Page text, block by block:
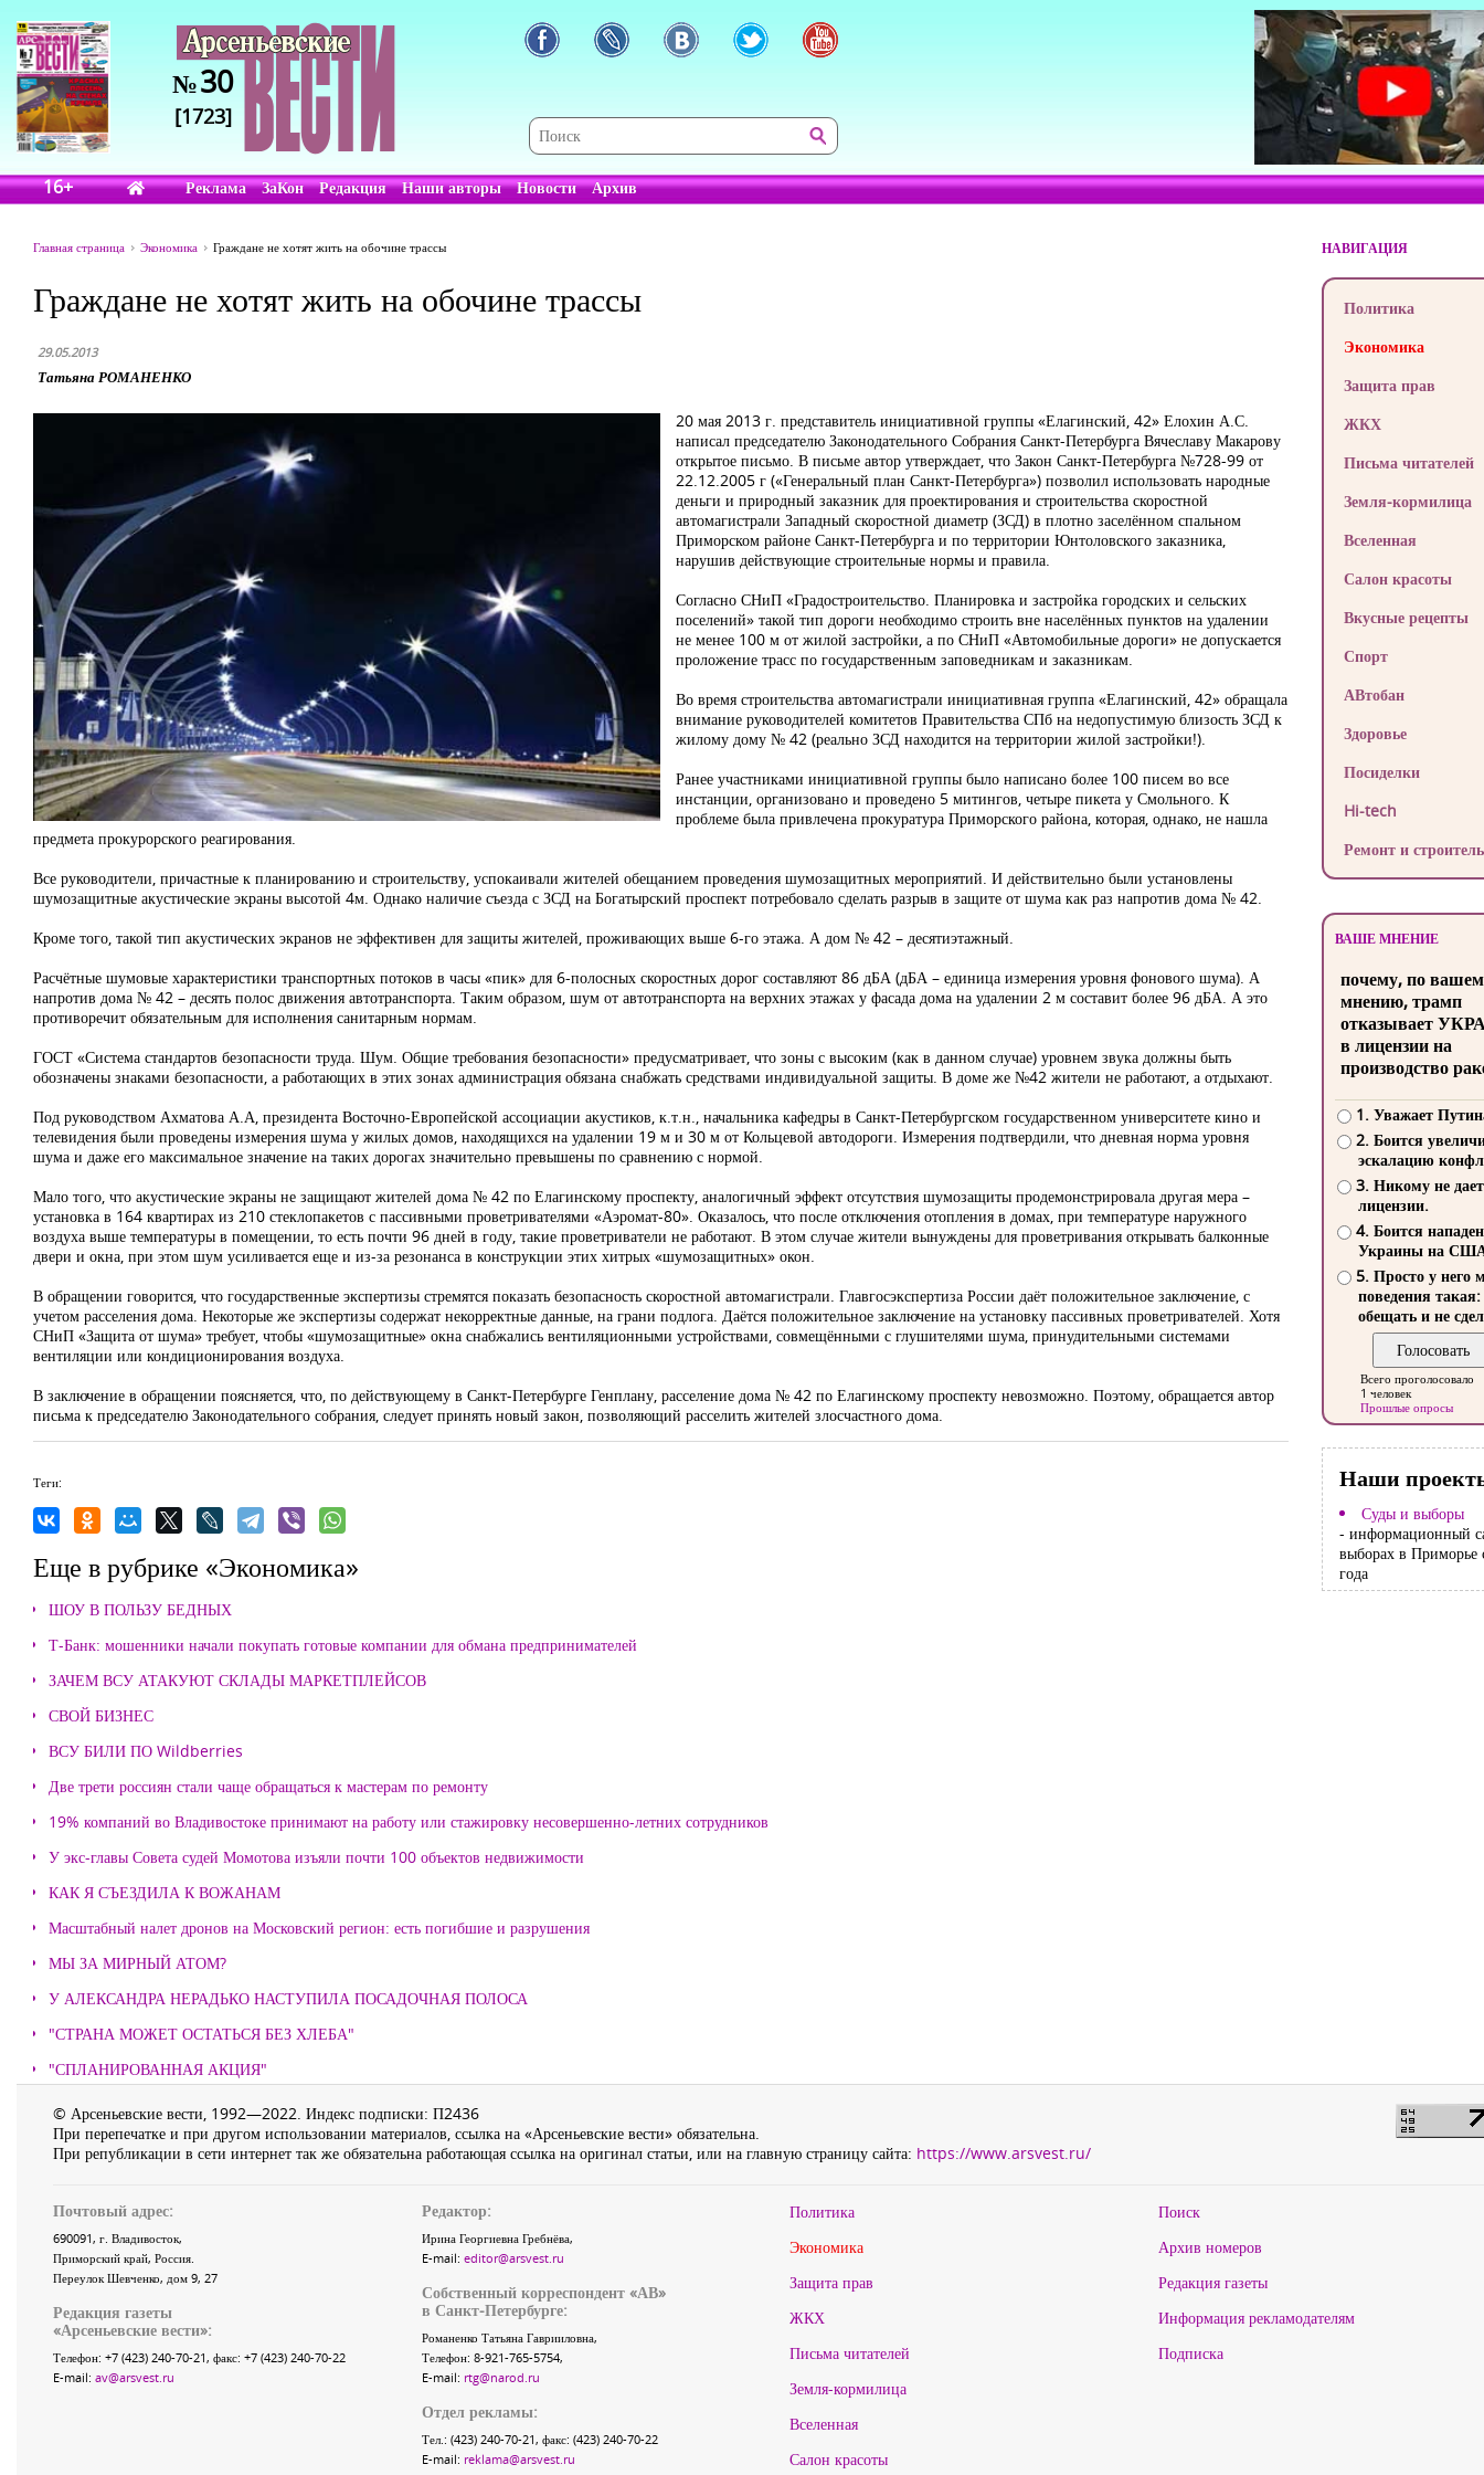
№30
[1723]
16+ Реклама ЗаКон Редакция Наши авторы Новости Архив
Главная страница Экономика Граждане не хотят жить на обочине трассы
Граждане не хотят жить на обочине трассы
29.05.2013
Татьяна РОМАНЕНКО
20 мая 2013 г. представитель инициативной группы «Елагинский, 42» Елохин А.С.
написал председателю Законодательного Собрания Санкт-Петербурга Вячеславу Макарову
открытое письмо. В письме автор утверждает, что Закон Санкт-Петербурга №728-99 от
22.12.2005 г («Генеральный план Санкт-Петербурга») позволил использовать народные
деньги и природный заказник для проектирования и строительства скоростной
автомагистрали Западный скоростной диаметр (ЗСД) в плотно заселённом спальном
Приморском районе Санкт-Петербурга и по территории Юнтоловского заказника,
нарушив действующие строительные нормы и правила.
Согласно СНиП «Градостроительство. Планировка и застройка городских и сельских
поселений» такой тип дороги необходимо строить вне населённых пунктов на удалении
не менее 100 м от жилой застройки, а по СНиП «Автомобильные дороги» не допускается
проложение трасс по государственным заповедникам и заказникам.
Во время строительства автомагистрали инициативная группа «Елагинский, 42» обращала
внимание руководителей комитетов Правительства СПб на недопустимую близость ЗСД к
жилому дому № 42 (реально ЗСД находится на территории жилой застройки!).
Ранее участниками инициативной группы было написано более 100 писем во все
инстанции, организовано и проведено 5 митингов, четыре пикета у Смольного. К
проблеме была привлечена прокуратура Приморского района, которая, однако, не нашла
предмета прокурорского реагирования.
Все руководители, причастные к планированию и строительству, успокаивали жителей обещанием проведения шумозащитных мероприятий. И действительно были установлены
шумозащитные акустические экраны высотой 4м. Однако наличие съезда с ЗСД на Богатырский проспект потребовало сделать разрыв в защите от шума как раз напротив дома № 42.
Кроме того, такой тип акустических экранов не эффективен для защиты жителей, проживающих выше 6-го этажа. А дом № 42 – десятиэтажный.
Расчётные шумовые характеристики транспортных потоков в часы «пик» для 6-полосных скоростных дорог составляют 86 дБА (дБА – единица измерения уровня фонового шума). А
напротив дома № 42 – десять полос движения автотранспорта. Таким образом, шум от автотранспорта на верхних этажах у фасада дома на удалении 2 м составит более 96 дБА. А это
противоречит обязательным для исполнения санитарным нормам.
ГОСТ «Система стандартов безопасности труда. Шум. Общие требования безопасности» предусматривает, что зоны с высоким (как в данном случае) уровнем звука должны быть
обозначены знаками безопасности, а работающих в этих зонах администрация обязана снабжать средствами индивидуальной защиты. В доме же №42 жители не работают, а отдыхают.
Под руководством Ахматова А.А, президента Восточно-Европейской ассоциации акустиков, к.т.н., начальника кафедры в Санкт-Петербургском государственном университете кино и
телевидения были проведены измерения шума у жилых домов, находящихся на удалении 19 м и 30 м от Кольцевой автодороги. Измерения подтвердили, что дневная норма уровня
шума и даже его максимальное значение на таких дорогах значительно превышены по сравнению с нормой.
Мало того, что акустические экраны не защищают жителей дома № 42 по Елагинскому проспекту, аналогичный эффект отсутствия шумозащиты продемонстрировала другая мера –
установка в 164 квартирах из 210 стеклопакетов с пассивными проветривателями «Аэромат-80». Оказалось, что после отключения отопления в домах, при температуре наружного
воздуха выше температуры в помещении, то есть почти 96 дней в году, такие проветриватели не работают. В этом случае жители вынуждены для проветривания открывать балконные
двери и окна, при этом шум усиливается еще и из-за резонанса в конструкции этих хитрых «шумозащитных» окон.
В обращении говорится, что государственные экспертизы стремятся показать безопасность скоростной автомагистрали. Главгосэкспертиза России даёт положительное заключение, с
учетом расселения дома. Некоторые же экспертизы содержат некорректные данные, на грани подлога. Даётся положительное заключение на установку пассивных проветривателей. Хотя
СНиП «Защита от шума» требует, чтобы «шумозащитные» окна снабжались вентиляционными устройствами, совмещёнными с глушителями шума, принудительными системами
вентиляции или кондиционирования воздуха.
В заключение в обращении поясняется, что, по действующему в Санкт-Петербурге Генплану, расселение дома № 42 по Елагинскому проспекту невозможно. Поэтому, обращается автор
письма к председателю Законодательного собрания, следует принять новый закон, позволяющий расселить жителей злосчастного дома.
Теги:
Еще в рубрике «Экономика»
ШОУ В ПОЛЬЗУ БЕДНЫХ
Т-Банк: мошенники начали покупать готовые компании для обмана предпринимателей
ЗАЧЕМ ВСУ АТАКУЮТ СКЛАДЫ МАРКЕТПЛЕЙСОВ
СВОЙ БИЗНЕС
ВСУ БИЛИ ПО Wildberries
Две трети россиян стали чаще обращаться к мастерам по ремонту
19% компаний во Владивостоке принимают на работу или стажировку несовершенно-летних сотрудников
У экс-главы Совета судей Момотова изъяли почти 100 объектов недвижимости
КАК Я СЪЕЗДИЛА К ВОЖАНАМ
Масштабный налет дронов на Московский регион: есть погибшие и разрушения
МЫ ЗА МИРНЫЙ АТОМ?
У АЛЕКСАНДРА НЕРАДЬКО НАСТУПИЛА ПОСАДОЧНАЯ ПОЛОСА
"СТРАНА МОЖЕТ ОСТАТЬСЯ БЕЗ ХЛЕБА"
"СПЛАНИРОВАННАЯ АКЦИЯ"
НАВИГАЦИЯ
Политика
Экономика
Защита прав
ЖКХ
Письма читателей
Земля-кормилица
Вселенная
Салон красоты
Вкусные рецепты
Спорт
АВтобан
Здоровье
Посиделки
Hi-tech
Ремонт и
ВАШЕ МНЕНИЕ
почему, по
мнению, трамп
отказывает
в лицензии на
производство
1. Уважает
2. Боится
эскалацию
3. Никому не
лицензии.
4. Боится
Украины на
5. Просто у него
поведения такая:
обещать и не
Всего проголосовало
1 человек
Прошлые опросы
Наши
Суды и выборы
- информационный
выборах в Приморье
года
© Арсеньевские вести, 1992—2022. Индекс подписки: П2436
При перепечатке и при другом использовании материалов, ссылка на «Арсеньевские вести» обязательна.
При републикации в сети интернет так же обязательна работающая ссылка на оригинал статьи, или на главную страницу сайта: https://www.arsvest.ru/
Почтовый адрес:
690091, г. Владивосток,
Приморский край, Россия.
Переулок Шевченко, дом 9, 27
Редакция газеты
«Арсеньевские вести»:
Телефон: +7 (423) 240-70-21, факс: +7 (423) 240-70-22
E-mail: av@arsvest.ru
Редактор:
Ирина Георгиевна Гребнёва,
E-mail: editor@arsvest.ru
Собственный корреспондент «АВ»
в Санкт-Петербурге:
Романенко Татьяна Гаврииловна,
Телефон: 8-921-765-5754,
E-mail: rtg@narod.ru
Отдел рекламы:
Тел.: (423) 240-70-21, факс: (423) 240-70-22
E-mail: reklama@arsvest.ru
Политика
Экономика
Защита прав
ЖКХ
Письма читателей
Земля-кормилица
Вселенная
Салон красоты
Поиск
Архив номеров
Редакция газеты
Информация рекламодателям
Подписка